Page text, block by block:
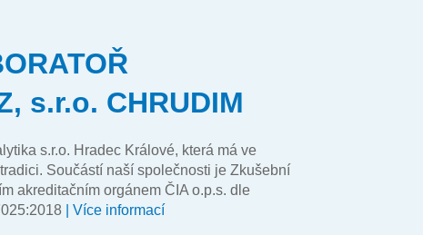
s.r.o. CHRUDIM
s.r.o. Hradec Králové, která má ve
Součástí naší společnosti je Zkušební
akreditačním orgánem ČIA o.p.s. dle
| Více informací